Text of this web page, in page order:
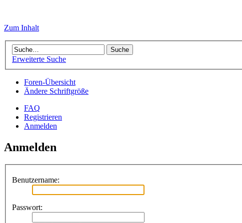
Zum Inhalt
Erweiterte Suche
Foren-Übersicht
Ändere Schriftgröße
FAQ
Registrieren
Anmelden
Anmelden
Benutzername:
Passwort: